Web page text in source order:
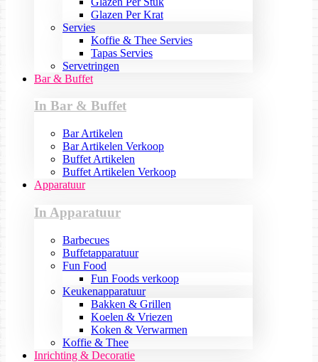
Glazen Per Krat
Servies
Koffie & Thee Servies
Tapas Servies
Servetringen
Bar & Buffet
In Bar & Buffet
Bar Artikelen
Bar Artikelen Verkoop
Buffet Artikelen
Buffet Artikelen Verkoop
Apparatuur
In Apparatuur
Barbecues
Buffetapparatuur
Fun Food
Fun Foods verkoop
Keukenapparatuur
Bakken & Grillen
Koelen & Vriezen
Koken & Verwarmen
Koffie & Thee
Inrichting & Decoratie